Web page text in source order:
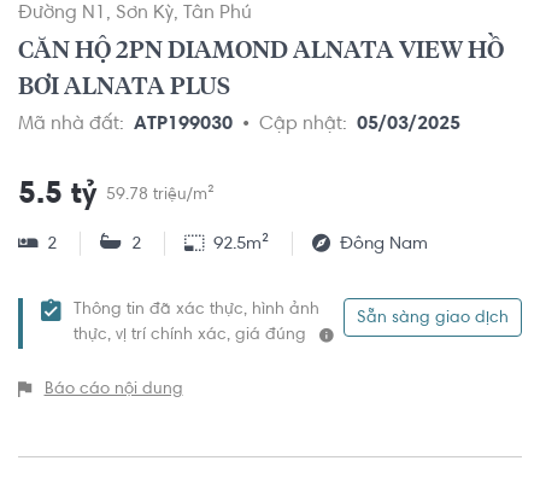
Đường N1 Sơn Kỳ Tân Phú
CĂN HỘ 2PN DIAMOND ALNATA VIEW HỒ
BƠI ALNATA PLUS
Mã nhà đất: ATP199030 Cập nhật: 05/03/2025
5.5 tỷ 59.78 triệu/m²
2 2 92.5m² Đông Nam
Thông tin đã xác thực, hình ảnh
thực, vị trí chính xác, giá đúng
Sẵn sàng giao dịch
Báo cáo nội dung